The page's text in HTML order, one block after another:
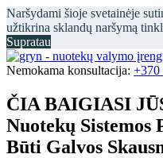
Naršydami šioje svetainėje
užtikrina sklandų naršymą
Supratau
Nemokama konsultacija: +370
ČIA BAIGIASI
Nuotekų
Būti Galvos